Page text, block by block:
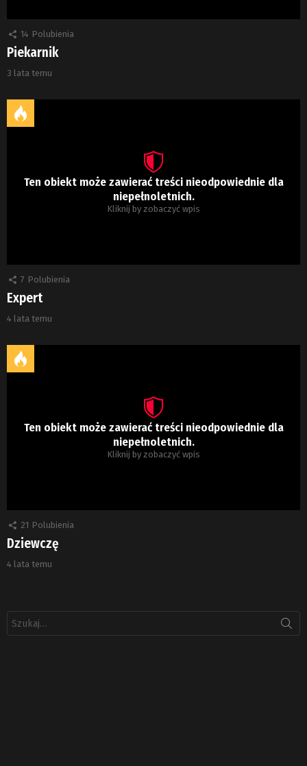
14 Polubienia
Piekarnik
3 lata temu
Ten obiekt może zawierać treści nieodpowiednie dla
niepełnoletnich.
Kliknij by zobaczyć wpis
7 Polubienia
Expert
4 lata temu
Ten obiekt może zawierać treści nieodpowiednie dla
niepełnoletnich.
Kliknij by zobaczyć wpis
21 Polubienia
Dziewczę
4 lata temu